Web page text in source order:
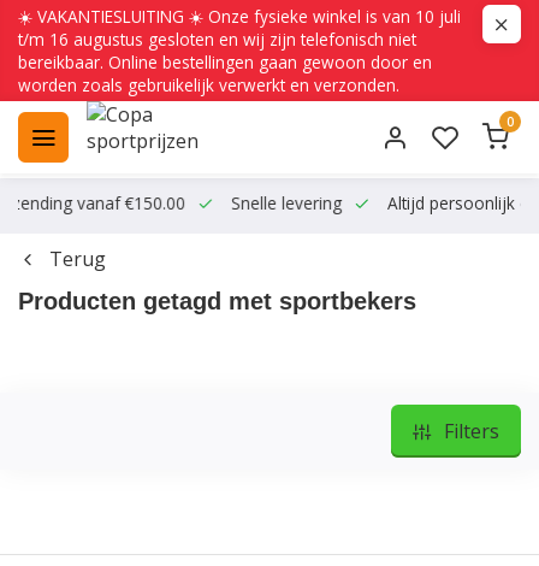
☀️ VAKANTIESLUITING ☀️ Onze fysieke winkel is van 10 juli
t/m 16 augustus gesloten en wij zijn telefonisch niet
bereikbaar. Online bestellingen gaan gewoon door en
worden zoals gebruikelijk verwerkt en verzonden.
0
vanaf €150.00 Snelle levering Altijd persoonlijk
Terug
Producten getagd met sportbekers
Filters